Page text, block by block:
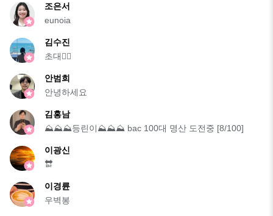
조은서
eunoia
김수진
초대🙅‍♀️
안범희
안녕하세요
김홍남
⛰️⛰️⛰️등린이⛰️⛰️⛰️ bac 100대 명산 도전중 [8/100]
이광신
🔛
이경륜
우벽봉